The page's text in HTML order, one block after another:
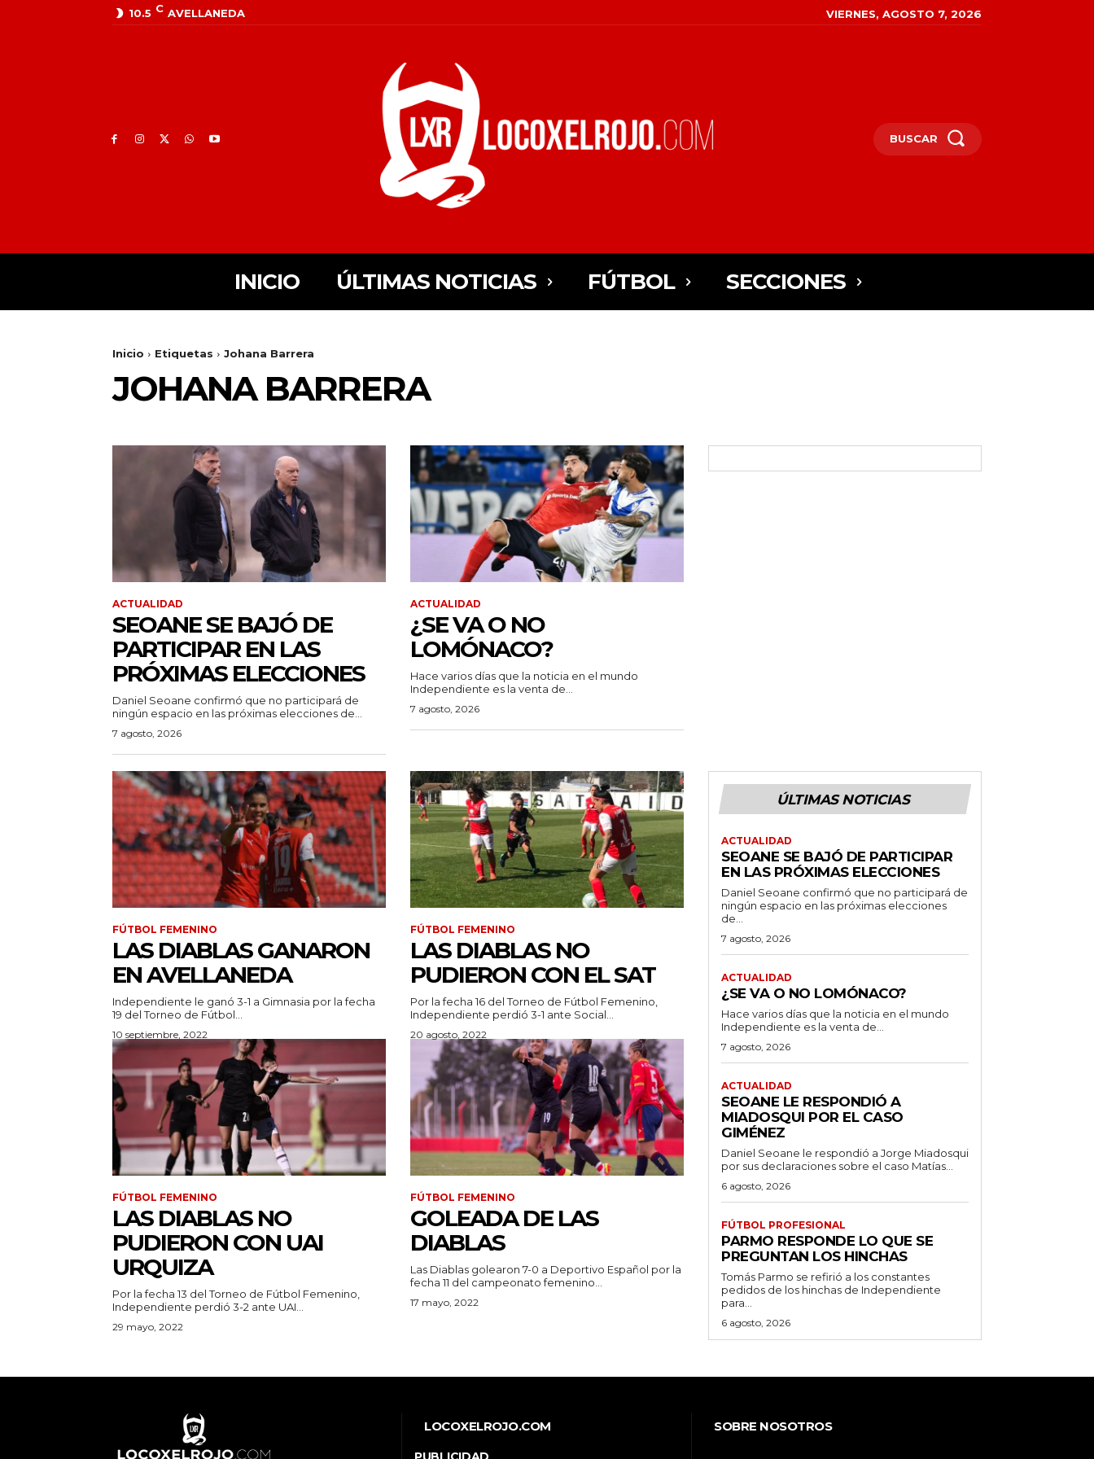
10.5 C AVELLANEDA VIERNES, AGOSTO 7, 2026
BUSCAR
INICIO ÚLTIMAS NOTICIAS FÚTBOL SECCIONES
Inicio Etiquetas Johana Barrera
JOHANA BARRERA
ACTUALIDAD
SEOANE SE BAJÓ DE
PARTICIPAR EN LAS
PRÓXIMAS ELECCIONES
Daniel Seoane confirmó que no participará de
ningún espacio en las próximas elecciones de...
7 agosto, 2026
ACTUALIDAD
¿SE VA O NO
LOMÓNACO?
Hace varios días que la noticia en el mundo
Independiente es la venta de...
7 agosto, 2026
FÚTBOL FEMENINO
LAS DIABLAS GANARON
EN AVELLANEDA
Independiente le ganó 3-1 a Gimnasia por la fecha
19 del Torneo de Fútbol...
10 septiembre, 2022
FÚTBOL FEMENINO
LAS DIABLAS NO
PUDIERON CON EL SAT
Por la fecha 16 del Torneo de Fútbol Femenino,
Independiente perdió 3-1 ante Social...
20 agosto, 2022
FÚTBOL FEMENINO
LAS DIABLAS NO
PUDIERON CON UAI
URQUIZA
Por la fecha 13 del Torneo de Fútbol Femenino,
Independiente perdió 3-2 ante UAI...
29 mayo, 2022
FÚTBOL FEMENINO
GOLEADA DE LAS
DIABLAS
Las Diablas golearon 7-0 a Deportivo Español por la
fecha 11 del campeonato femenino...
17 mayo, 2022
ÚLTIMAS NOTICIAS
ACTUALIDAD
SEOANE SE BAJÓ DE PARTICIPAR
EN LAS PRÓXIMAS ELECCIONES
Daniel Seoane confirmó que no participará de
ningún espacio en las próximas elecciones
de...
7 agosto, 2026
ACTUALIDAD
¿SE VA O NO LOMÓNACO?
Hace varios días que la noticia en el mundo
Independiente es la venta de...
7 agosto, 2026
ACTUALIDAD
SEOANE LE RESPONDIÓ A
MIADOSQUI POR EL CASO
GIMÉNEZ
Daniel Seoane le respondió a Jorge Miadosqui
por sus declaraciones sobre el caso Matías...
6 agosto, 2026
FÚTBOL PROFESIONAL
PARMO RESPONDE LO QUE SE
PREGUNTAN LOS HINCHAS
Tomás Parmo se refirió a los constantes
pedidos de los hinchas de Independiente
para...
6 agosto, 2026
LOCOXELROJO.COM SOBRE NOSOTROS